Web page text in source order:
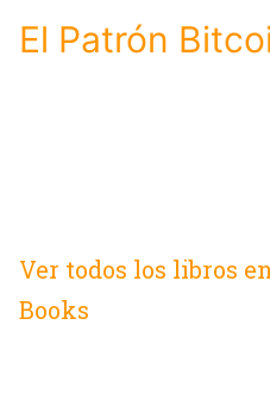
El Patrón
Ver todos los libros
Books